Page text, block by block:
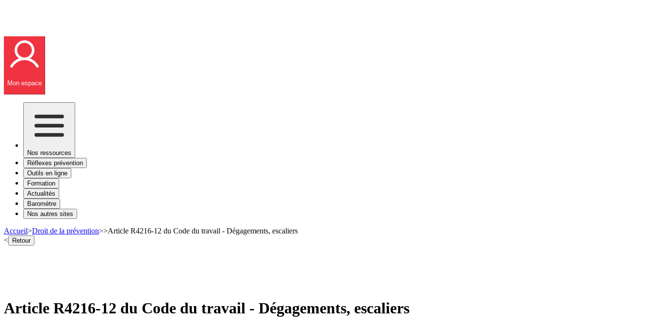
Mon espace
Nos ressources
Réflexes prévention
Outils en ligne
Formation
Actualités
Baromètre
Nos autres sites
Accueil>Droit de la prévention>>Article R4216-12 du Code du travail - Dégagements, escaliers
< Retour
Article R4216-12 du Code du travail - Dégagements, escaliers